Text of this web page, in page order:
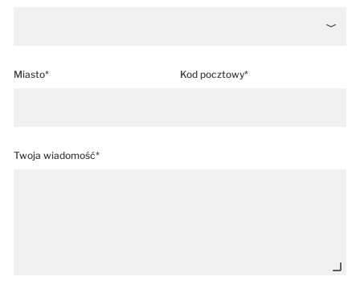
Miasto* Kod pocztowy*
Twoja wiadomość*